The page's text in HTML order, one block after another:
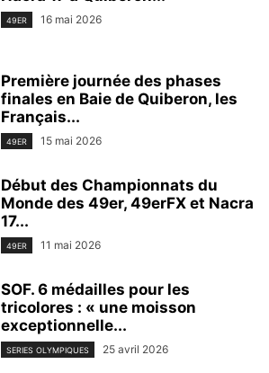
49ER 16 mai 2026
Première journée des phases
finales en Baie de Quiberon, les
Français...
49ER 15 mai 2026
Début des Championnats du
Monde des 49er, 49erFX et Nacra
17...
49ER 11 mai 2026
SOF. 6 médailles pour les
tricolores : « une moisson
exceptionnelle...
SERIES OLYMPIQUES 25 avril 2026